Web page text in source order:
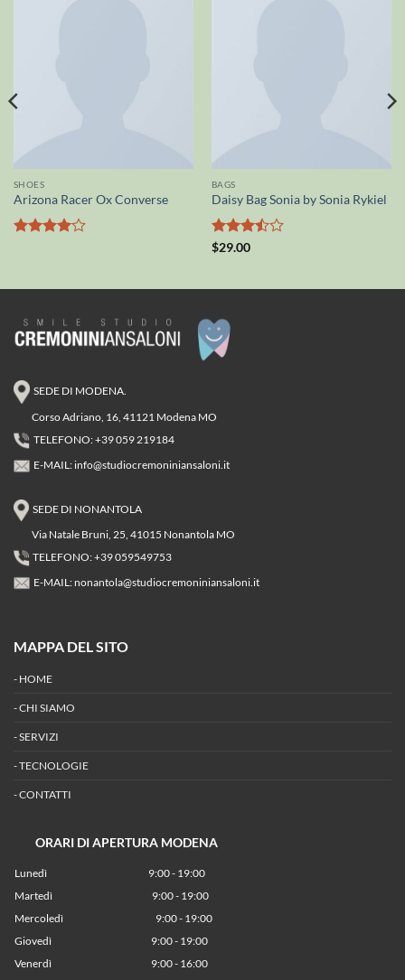
SHOES
Arizona Racer Ox Converse
BAGS
Daisy Bag Sonia by Sonia Rykiel
Valutato
$29.00
SEDE DI MODENA.
Corso Adriano, 16, 41121 Modena MO
TELEFONO: +39 059 219184
E-MAIL: info@studiocremoniniansaloni.it
SEDE DI NONANTOLA
Via Natale Bruni, 25, 41015 Nonantola MO
TELEFONO: +39 059549753
E-MAIL:nonantola@studiocremoniniansaloni.it
MAPPA DEL SITO
- HOME
-CHI SIAMO
-SERVIZI
-TECNOLOGIE
-CONTATTI
ORARI DI APERTURA MODENA
Lunedì 9:00 - 19:00
Martedì 9:00 - 19:00
Mercoledì 9:00 - 19:00
Giovedì 9:00 - 19:00
Venerdì 9:00 - 16:00